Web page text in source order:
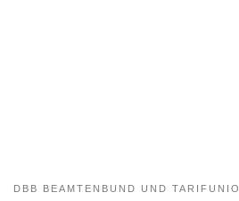
DBB BEAMTENBUND UND